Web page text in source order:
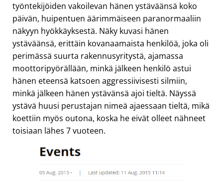
työntekijöiden vakoilevan hänen ystäväänsä koko
päivän, huipentuen äärimmäiseen paranormaaliin
näkyyn hyökkäyksestä. Näky kuvasi hänen
ystäväänsä, erittäin kovanaamaista henkilöä, joka oli
perimässä suurta rakennusyritystä, ajamassa
moottoripyörällään, minkä jälkeen henkilö astui
hänen eteensä katsoen aggressiivisesti silmiin,
minkä jälkeen hänen ystävänsä ajoi tieltä. Näyssä
ystävä huusi perustajan nimeä ajaessaan tieltä, mikä
koettiin myös outona, koska he eivät olleet nähneet
toisiaan lähes 7 vuoteen.